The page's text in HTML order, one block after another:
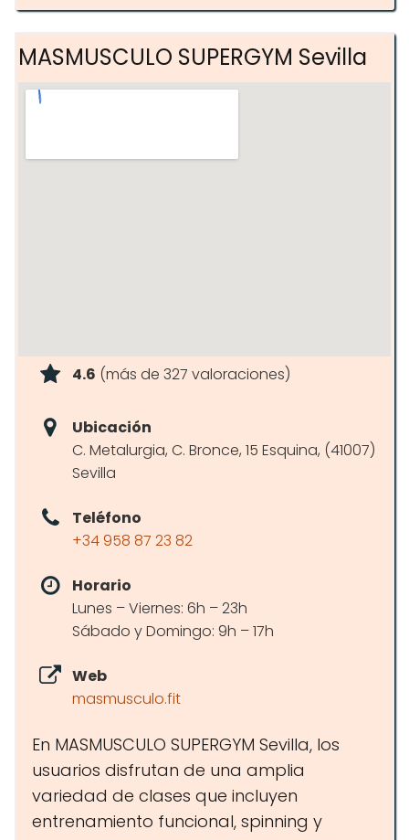
Fisioterapia
Yanga Sportswater ilimitada
Sillones de masaje
MASMUSCULO SUPERGYM Sevilla
4.6 (más de 327 valoraciones)
Ubicación
C. Metalurgia, C. Bronce, 15 Esquina, (41007)
Sevilla
Teléfono
+34 958 87 23 82
Horario
Lunes – Viernes: 6h – 23h
Sábado y Domingo: 9h – 17h
Web
masmusculo.fit
En MASMUSCULO SUPERGYM Sevilla, los
usuarios disfrutan de una amplia
variedad de clases que incluyen
entrenamiento funcional, spinning y